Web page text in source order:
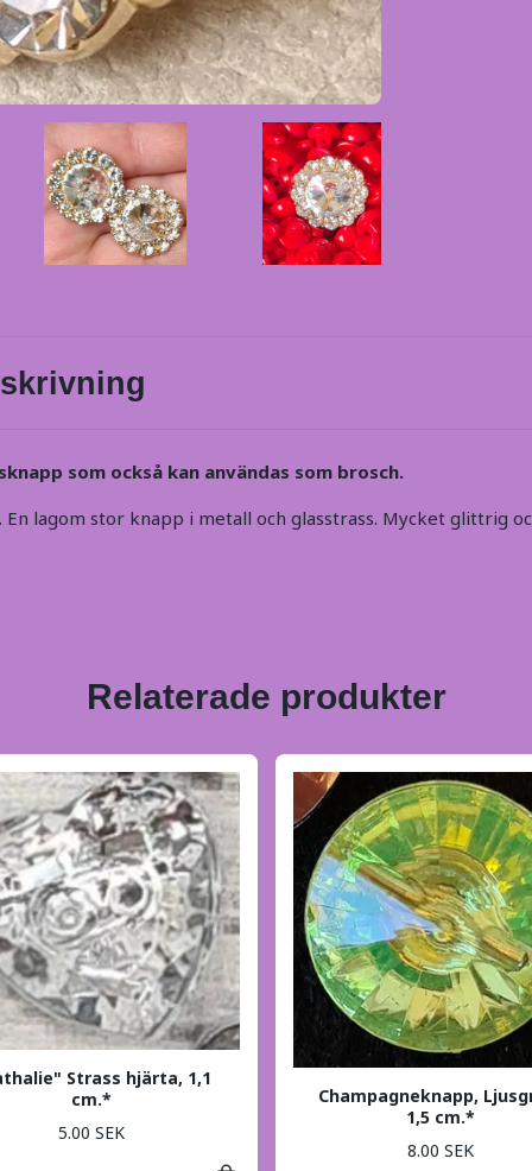
som också kan användas som brosch.
En lagom stor knapp i metall och glasstrass. Mycket glittrig
Relaterade produkter
Strass hjärta, 1,1
cm.*
5.00 SEK
Champagneknapp,
1,5 cm.*
8.00 SEK